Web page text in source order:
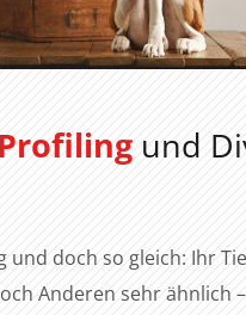
und
und doch so gleich: Ihr
Anderen sehr ähnlich